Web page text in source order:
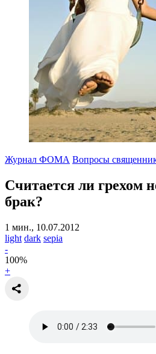
Журнал ФОМА Вопросы
Считается ли грехом
брак?
1 мин., 10.07.2012
light dark sepia
-
100%
+